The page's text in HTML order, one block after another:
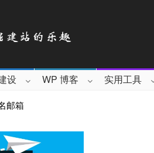
设 WP 博客 实用工具
邮箱